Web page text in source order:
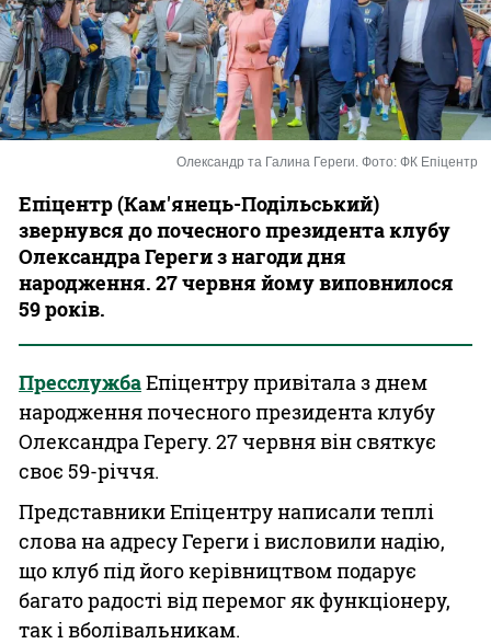
Букмекери
Казино
Олександр та Галина Гереги. Фото: ФК Епіцентр
Епіцентр (Кам'янець-Подільський)
звернувся до почесного президента клубу
Олександра Гереги з нагоди дня
народження. 27 червня йому виповнилося
59 років.
ПресслужбаЕпіцентру привітала з днем
народження почесного президента клубу
Олександра Герегу. 27 червня він святкує
своє 59-річчя.
Представники Епіцентру написали теплі
слова на адресу Гереги і висловили надію,
що клуб під його керівництвом подарує
багато радості від перемог як функціонеру,
так і вболівальникам.